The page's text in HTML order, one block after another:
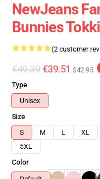
NewJeans
Bunnies
(2 customer
€49.39 €39.51 $42.95
Type
Unisex
Size
S
M L XL
5XL
Color